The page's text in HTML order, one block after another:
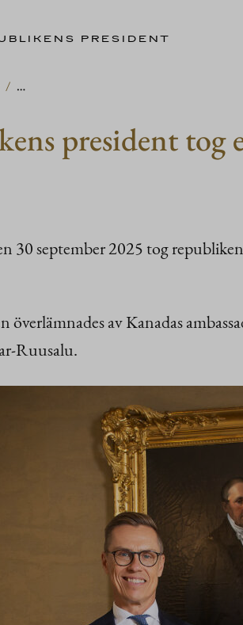
PRESIDENT
/ …
president tog
30 september 2025 tog
överlämnades av Kanadas
Ruusalu.